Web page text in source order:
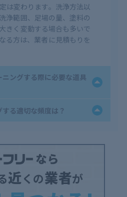
は変わります。洗浄方法以
浄範囲、足場の量、塗料の
きく変動する場合も多いで
る方は、業者に見積もりを
ングする際に必要な道具
る適切な頻度は？
近くの業者が